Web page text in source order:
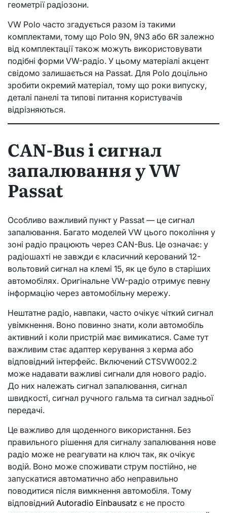
геометрії радіозони.
VW Polo часто згадується разом із такими
комплектами, тому що Polo 9N, 9N3 або 6R залежно
від комплектації також можуть використовувати
подібні форми VW-радіо. У цьому матеріалі акцент
свідомо залишається на Passat. Для Polo доцільно
зробити окремий матеріал, тому що роки випуску,
деталі панелі та типові питання користувачів
відрізняються.
CAN-Bus і сигнал
запалювання у VW
Passat
Особливо важливий пункт у Passat — це сигнал
запалювання. Багато моделей VW цього покоління у
зоні радіо працюють через CAN-Bus. Це означає: у
радіошахті не завжди є класичний керований 12-
вольтовий сигнал на клемі 15, як це було в старіших
автомобілях. Оригінальне VW-радіо отримує певну
інформацію через автомобільну мережу.
Нештатне радіо, навпаки, часто очікує чіткий сигнал
увімкнення. Воно повинно знати, коли автомобіль
активний і коли пристрій має вимикатися. Саме тут
важливим стає адаптер керування з керма або
відповідний інтерфейс. Включений CTSVW002.2
може надавати важливі сигнали для нового радіо.
До них належать сигнал запалювання, сигнал
швидкості, сигнал ручного гальма та сигнал задньої
передачі.
Це важливо для щоденного використання. Без
правильного рішення для сигналу запалювання нове
радіо може не реагувати на ключ так, як очікує
водій. Воно може споживати струм постійно, не
запускатися автоматично або неправильно
поводитися після вимкнення автомобіля. Тому
відповідний Autoradio Einbausatz є не просто